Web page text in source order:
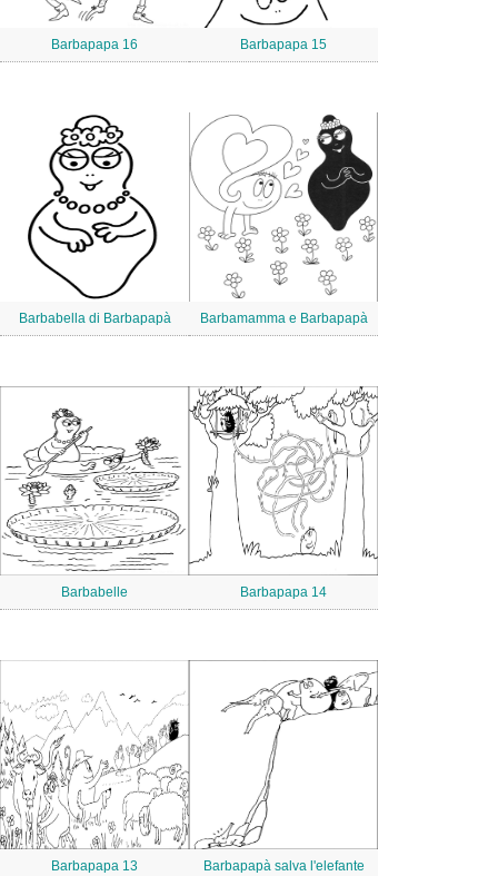
Barbapapa 16 Barbapapa 15
Barbabella di Barbapapà Barbamamma e Barbapapà
Barbabelle Barbapapa 14
Barbapapa 13 Barbapapà salva l'elefante